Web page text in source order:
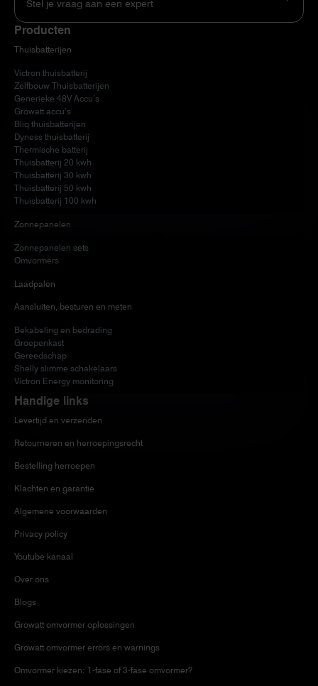
Stel je vraag aan een expert
Producten
Thuisbatterijen
Victron thuisbatterij
Zelfbouw Thuisbatterijen
Generieke 48V Accu’s
Growatt accu’s
Bliq thuisbatterijen
Dyness thuisbatterij
Thermische batterij
Thuisbatterij 20 kwh
Thuisbatterij 30 kwh
Thuisbatterij 50 kwh
Thuisbatterij 100 kwh
Zonnepanelen
Zonnepanelen sets
Omvormers
Laadpalen
Aansluiten, besturen en meten
Bekabeling en bedrading
Groepenkast
Gereedschap
Shelly slimme schakelaars
Victron Energy monitoring
Handige links
Levertijd en verzenden
Retourneren en herroepingsrecht
Bestelling herroepen
Klachten en garantie
Algemene voorwaarden
Privacy policy
Youtube kanaal
Over ons
Blogs
Growatt omvormer oplossingen
Growatt omvormer errors en warnings
Omvormer kiezen: 1-fase of 3-fase omvormer?